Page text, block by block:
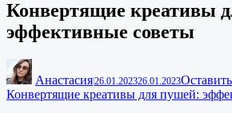
Конвертящие креативы
эффективные советы
Анастасия26.01.202326.01.2023
Конвертящие креативы для пушей: